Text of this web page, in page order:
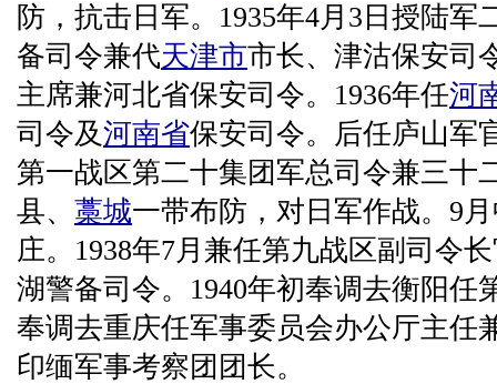
防，抗击日军。1935年4月3日授陆军
备司令兼代天津市市长、津沽保安司
主席兼河北省保安司令。1936年任河
司令及河南省保安司令。后任庐山军
第一战区第二十集团军总司令兼三十
县、 藁城一带布防，对日军作战。9
庄。1938年7月兼任第九战区副司令
湖警备司令。1940年初奉调去衡阳任
奉调去重庆任军事委员会办公厅主任
印缅军事考察团团长。